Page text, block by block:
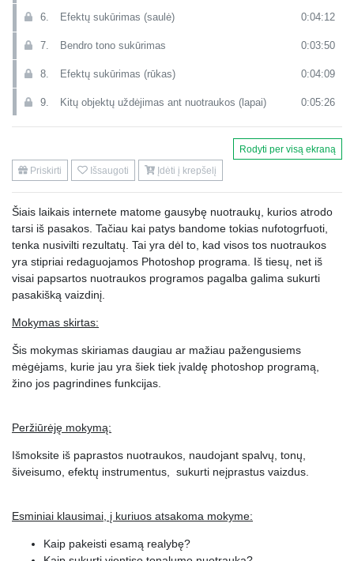
6. Efektų sukūrimas (saulė) 0:04:12
7. Bendro tono sukūrimas 0:03:50
8. Efektų sukūrimas (rūkas) 0:04:09
9. Kitų objektų uždėjimas ant nuotraukos (lapai) 0:05:26
10. Ryškumo korekcija 0:06:22
11. Darbas nuotrauka žmogaus bendru planu, nufotografuotu gamtoje. Šilta tonacija 0:00:10
13. Nereikalingų objketų pašalinimas 0:01:10
14. Pasirinkto objekto spalvos pakeitimas 0:06:27
Objekto iš fono išskyrimas ir fono minkštinimas 0:13:36
16. Šviesos akcentų sukūrimas
17.
18. Bendro tono sukūrimas
19. Efektų sukūrimas (saulė)
22. Ryškumo korekcija 0:03:02
Kitų objektų uždėjimas ant nuotraukos (lietus)
25. Mokymo santrauka
Rodyti per visą ekraną
Priskirti
Išsaugoti Įdėti į krepšelį
Šiais laikais internete matome gausybę nuotraukų, kurios atrodo
tarsi iš pasakos. Tačiau kai patys bandome tokias nufotogrfuoti,
tenka nusivilti rezultatų. Tai yra dėl to, kad visos tos nuotraukos
yra stipriai redaguojamos Photoshop programa. Iš tiesų, net iš
visai papsartos nuotraukos programos pagalba galima sukurti
pasakišką vaizdinį.
Mokymas skirtas:
Šis mokymas skiriamas daugiau ar mažiau pažengusiems
mėgėjams, kurie jau yra šiek tiek įvaldę photoshop programą,
žino jos pagrindines funkcijas.
Peržiūrėję mokymą:
Išmoksite iš paprastos nuotraukos, naudojant spalvų, tonų,
šiveisumo, efektų instrumentus, sukurti neįprastus vaizdus.
Esminiai klausimai, į kuriuos atsakoma mokyme:
Kaip pakeisti esamą realybę?